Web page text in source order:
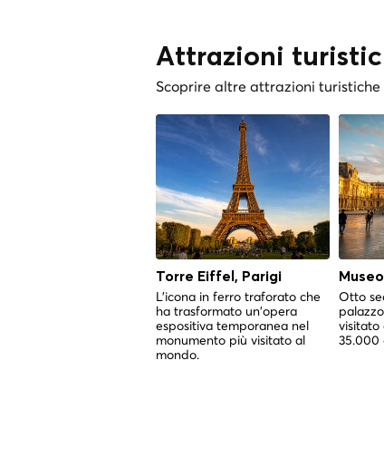
Attrazioni
Scoprire altre attrazioni turistiche
Torre Eiffel, Parigi
L'icona in ferro traforato che
ha trasformato un'opera
espositiva temporanea nel
monumento più visitato al
mondo.
Otto
visitato
35.000